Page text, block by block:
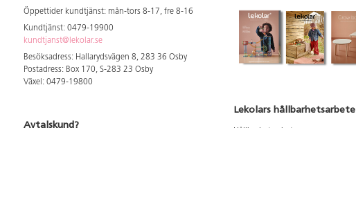
Öppettider kundtjänst: mån-tors 8-17, fre 8-16
Kundtjänst: 0479-19900
kundtjanst@lekolar.se
Besöksadress: Hallarydsvägen 8, 283 36 Osby
Postadress: Box 170, S-283 23 Osby
Växel: 0479-19800
Avtalskund?
Lekolars hållbarhetsarbete